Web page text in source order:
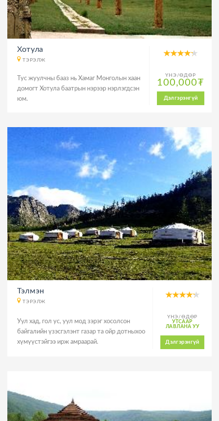
Хотула
ТЭРЭЛЖ
Тус жуулчны бааз нь Хамаг Монголын хаан
домогт Хотула баатрын нэрээр нэрлэгдсэн
юм.
ҮНЭ/ӨДӨР
100,000₮
Дэлгэрэнгүй
Тэлмэн
ТЭРЭЛЖ
Уул хад, гол ус, уул мод зэрэг хосолсон
байгалийн үзэсгэлэнт газар та ойр дотныхоо
хүмүүстэйгээ ирж амраарай.
ҮНЭ/ӨДӨР
УТСААР
ЛАВЛАНА УУ
Дэлгэрэнгүй